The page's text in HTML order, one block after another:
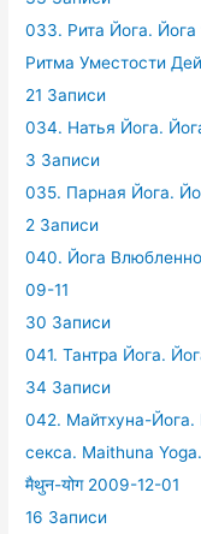
033. Рита Йога. Йога
Ритма Уместости
21 Записи
034. Натья Йога.
3 Записи
035. Парная Йога.
2 Записи
040. Йога
09-11
30 Записи
041. Тантра Йога.
34 Записи
042. Майтхуна-Йога.
секса. Maithuna
मैथुन-योग 2009-12-01
16 Записи